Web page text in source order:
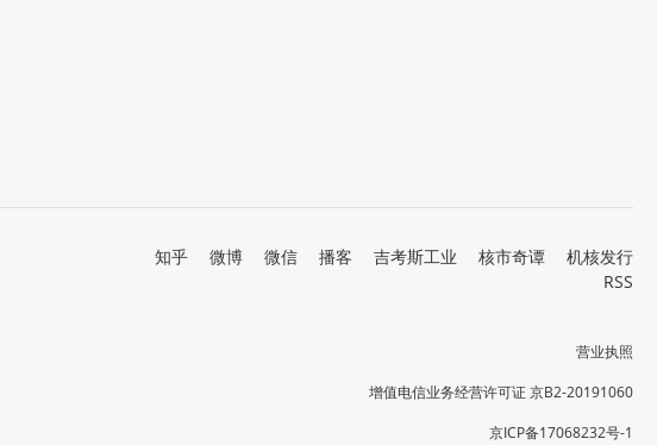
知乎 微博 微信 播客 吉考斯工业 核市奇谭
机核发行
RSS
营业执照
增值电信业务经营许可证 京B2-20191060
京ICP备17068232号-1